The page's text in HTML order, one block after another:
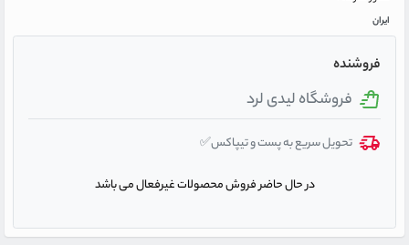
ایران
فروشنده
فروشگاه لیدی لرد
تحویل سریع به پست و تیپاکس✅
در حال حاضر فروش محصولات غیرفعال می باشد